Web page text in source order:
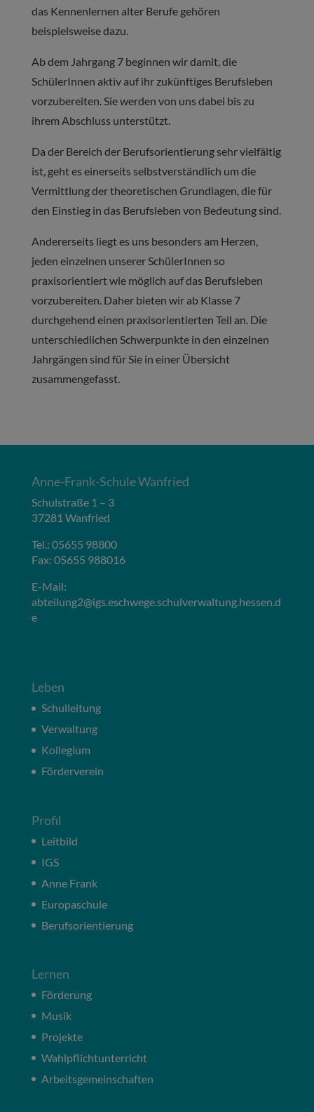
das Kennenlernen alter Berufe gehören
beispielsweise dazu.
Ab dem Jahrgang 7 beginnen wir damit, die
SchülerInnen aktiv auf ihr zukünftiges Berufsleben
vorzubereiten. Sie werden von uns dabei bis zu
ihrem Abschluss unterstützt.
Da der Bereich der Berufsorientierung sehr vielfältig
ist, geht es einerseits selbstverständlich um die
Vermittlung der theoretischen Grundlagen, die für
den Einstieg in das Berufsleben von Bedeutung sind.
Andererseits liegt es uns besonders am Herzen,
jeden einzelnen unserer SchülerInnen so
praxisorientiert wie möglich auf das Berufsleben
vorzubereiten. Daher bieten wir ab Klasse 7
durchgehend einen praxisorientierten Teil an. Die
unterschiedlichen Schwerpunkte in den einzelnen
Jahrgängen sind für Sie in einer Übersicht
zusammengefasst.
Anne-Frank-Schule Wanfried
Schulstraße 1 – 3
37281 Wanfried
Tel.: 05655 98800
Fax: 05655 988016
E-Mail:
abteilung2@igs.eschwege.schulverwaltung.hessen.d
e
Leben
Schulleitung
Verwaltung
Kollegium
Förderverein
Profil
Leitbild
IGS
Anne Frank
Europaschule
Berufsorientierung
Lernen
Förderung
Musik
Projekte
Wahlpflichtunterricht
Arbeitsgemeinschaften